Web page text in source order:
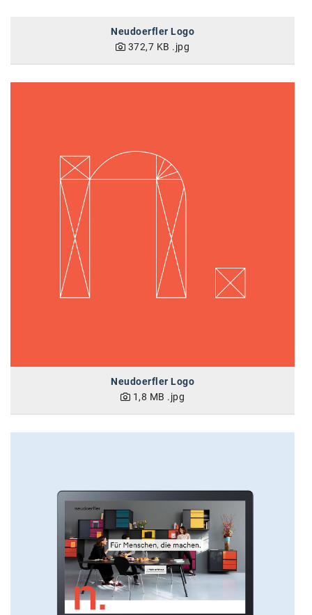
Neudoerfler Logo
372,7 KB .jpg
Neudoerfler Logo
1,8 MB .jpg